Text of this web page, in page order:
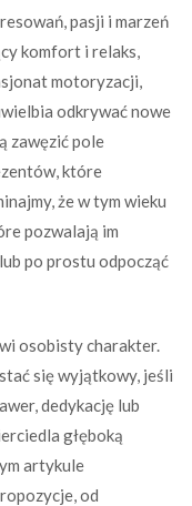
pasji i marzeń
komfort i relaks,
motoryzacji,
odkrywać nowe
zawęzić pole
które
że w tym wieku
pozwalają im
po prostu odpocząć
osobisty charakter.
się wyjątkowy, jeśli
dedykację lub
głęboką
artykule
od